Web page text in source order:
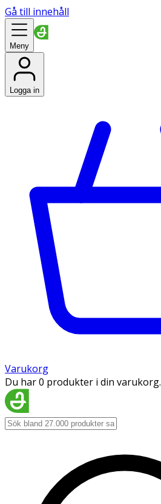
Gå till innehåll
Meny
Logga in
Varukorg
Du har 0 produkter i din varukorg.